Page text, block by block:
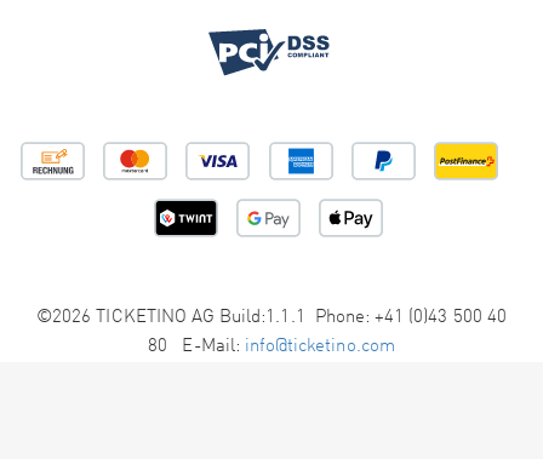
©2026 TICKETINO AG Build:1.1.1 Phone: +41 (0)43 500 40
80 E-Mail: info@ticketino.com